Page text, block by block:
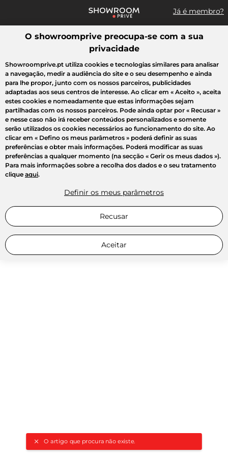
Já é membro?
Pesquisar uma marca, um artigo, uma venda...
O artigo que procura não existe.
Todas as vendas Moda Desporto Casa Criança Beleza
O showroomprive preocupa-se com a sua
privacidade
Showroomprive.pt utiliza cookies e tecnologias similares para analisar
a navegação, medir a audiência do site e o seu desempenho e ainda
para lhe propor, junto com os nossos parceiros, publicidades
adaptadas aos seus centros de interesse. Ao clicar em « Aceito », aceita
estes cookies e nomeadamente que estas informações sejam
partilhadas com os nossos parceiros. Pode ainda optar por « Recusar »
e nesse caso não irá receber conteúdos personalizados e somente
serão utilizados os cookies necessários ao funcionamento do site. Ao
clicar em « Defino os meus parâmetros » poderá definir as suas
preferências e obter mais informações. Poderá modificar as suas
preferências a qualquer momento (na secção « Gerir os meus dados »).
Para mais informações sobre a recolha dos dados e o seu tratamento
clique aqui.
Definir os meus parâmetros
Recusar
Aceitar